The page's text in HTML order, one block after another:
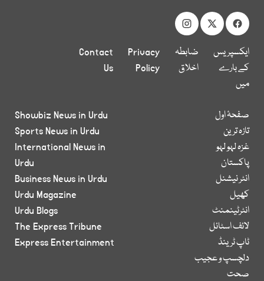
ایکسپریس
کے بارے
میں
ضابطہ
اخلاق
Privacy
Policy
Contact
Us
صفحۂ اول
تازہ ترین
غزہ لہو لہو
پاکستان
انٹر نیشنل
کھیل
انٹرٹینمنٹ
لائف اسٹائل
ٹاپ ٹرینڈ
دلچسپ و عجیب
صحت
Showbiz News in Urdu
Sports News in Urdu
International News in
Urdu
Business News in Urdu
Urdu Magazine
Urdu Blogs
The Express Tribune
Express Entertainment